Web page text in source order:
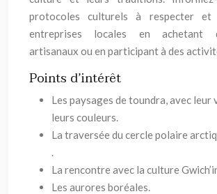
protocoles culturels à respecter et
entreprises locales en achetant
artisanaux ou en participant à des
Points d’intérêt
Les paysages de toundra, avec
leurs couleurs.
La traversée du cercle polaire
.
La rencontre avec la culture
Les aurores boréales.